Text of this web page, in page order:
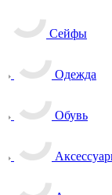
Сейфы
Одежда
Обувь